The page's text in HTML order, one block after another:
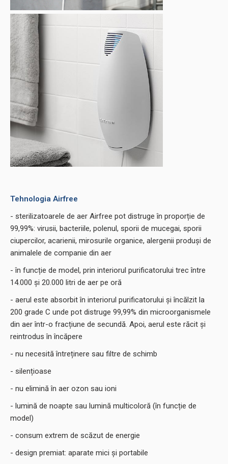
Tehnologia Airfree
- sterilizatoarele de aer Airfree pot distruge în proporție de
99,99%: virusii, bacteriile, polenul, sporii de mucegai, sporii
ciupercilor, acarienii, mirosurile organice, alergenii produși de
animalele de companie din aer
- în funcție de model, prin interiorul purificatorului trec între
14.000 și 20.000 litri de aer pe oră
- aerul este absorbit în interiorul purificatorului și încălzit la
200 grade C unde pot distruge 99,99% din microorganismele
din aer într-o fracțiune de secundă. Apoi, aerul este răcit și
reintrodus în încăpere
- nu necesită întreținere sau filtre de schimb
- silențioase
- nu elimină în aer ozon sau ioni
- lumină de noapte sau lumină multicoloră (în funcție de
model)
- consum extrem de scăzut de energie
- design premiat: aparate mici și portabile